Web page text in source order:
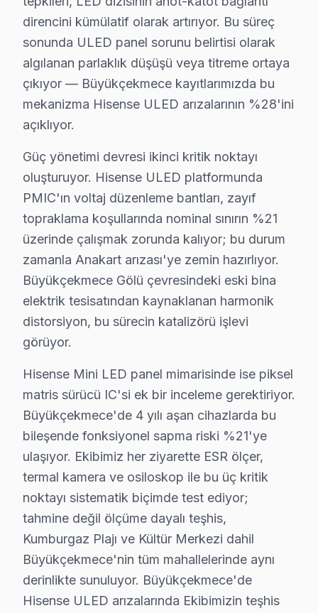
Büyükçekmece Diğer Marka Servisleri
· Büyükçekmece Sony
· Büyükçekmece Philips
· Büyükçekmece Hi-Level
· Büyükçekmece iFFALCON
· Büyükçekmece Samsung
· Büyükçekmece LG
Büyükçekmece'de Hisense TV Servisi
Büyükçekmece'de Hisense TV servis sorunuza tek
Hisense Servis: 15 Yıl Deneyim
✓ 15+ Yıl Deneyim
✓ Yazılı Garanti Belgesi
✓ Orijinal Yedek Parça
✓ Ücretsiz Arıza Tespiti
Büyükçekmece'de Hisense TV: Kuşaklar
Büyükçekmece'deki televizyon kullanımı, kuşaklar
Büyükçekmece, İstanbul'un batısında yer alan bir
Özellikle Hisense A7H serisi, genç kullanıcılar
direncini kümülatif olarak artırıyor. Bu süreç
sonunda ULED panel sorunu belirtisi olarak
algılanan parlaklık düşüşü veya titreme ortaya
çıkıyor — Büyükçekmece kayıtlarımızda bu
mekanizma Hisense ULED arızalarının %28'ini
açıklıyor.
Güç yönetimi devresi ikinci kritik noktayı
oluşturuyor. Hisense ULED platformunda
PMIC'ın voltaj düzenleme bantları, zayıf
topraklama koşullarında nominal sınırın %21
üzerinde çalışmak zorunda kalıyor; bu durum
zamanla Anakart arızası'ye zemin hazırlıyor.
Büyükçekmece Gölü çevresindeki eski bina
elektrik tesisatından kaynaklanan harmonik
distorsiyon, bu sürecin katalizörü işlevi
görüyor.
Hisense Mini LED panel mimarisinde ise piksel
matris sürücü IC'si ek bir inceleme gerektiriyor.
Büyükçekmece'de 4 yılı aşan cihazlarda bu
bileşende fonksiyonel sapma riski %21'ye
ulaşıyor. Ekibimiz her ziyarette ESR ölçer,
termal kamera ve osiloskop ile bu üç kritik
noktayı sistematik biçimde test ediyor;
tahmine değil ölçüme dayalı teşhis,
Kumburgaz Plajı ve Kültür Merkezi dahil
Büyükçekmece'nin tüm mahallelerinde aynı
derinlikte sunuluyor. Büyükçekmece'de
Hisense ULED arızalarında Ekibimizin teşhis